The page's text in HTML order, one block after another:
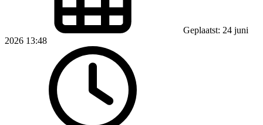
Geplaatst: 24 juni
2026 13:48